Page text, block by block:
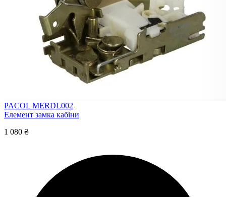
PACOL MERDL002
Елемент замка кабіни
1 080 ₴